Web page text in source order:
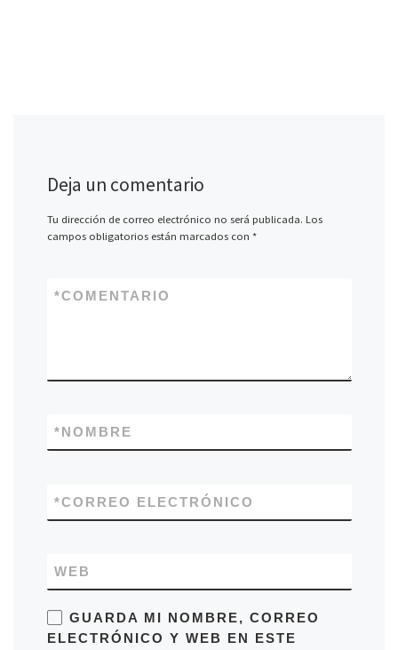
Deja un comentario
Tu dirección de correo electrónico no será publicada. Los
campos obligatorios están marcados con *
COMENTARIO
*
NOMBRE
*
CORREO ELECTRÓNICO
*
WEB
GUARDA MI NOMBRE, CORREO
ELECTRÓNICO Y WEB EN ESTE